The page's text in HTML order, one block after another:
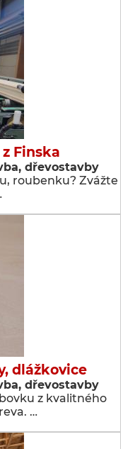
Finska
dřevostavby
roubenku? Zvážte
dlážkovice
dřevostavby
z kvalitného
…